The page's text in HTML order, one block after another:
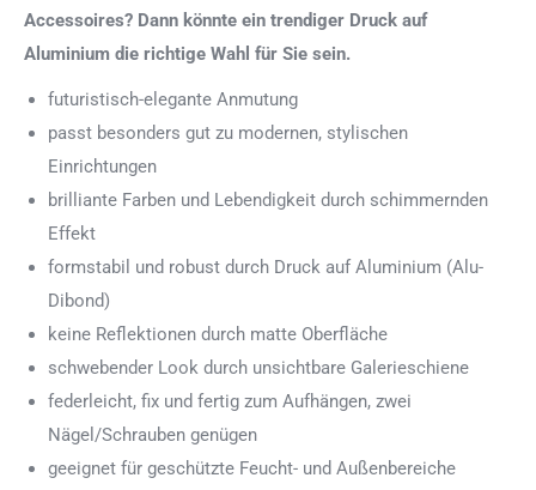
Accessoires? Dann könnte ein trendiger Druck auf
Aluminium die richtige Wahl für Sie sein.
futuristisch-elegante Anmutung
passt besonders gut zu modernen, stylischen
Einrichtungen
brilliante Farben und Lebendigkeit durch schimmernden
Effekt
formstabil und robust durch Druck auf Aluminium (Alu-
Dibond)
keine Reflektionen durch matte Oberfläche
schwebender Look durch unsichtbare Galerieschiene
federleicht, fix und fertig zum Aufhängen, zwei
Nägel/Schrauben genügen
geeignet für geschützte Feucht- und Außenbereiche